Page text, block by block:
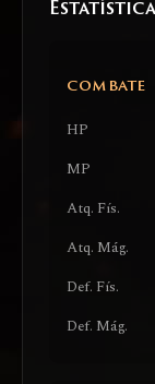
COMBATE
HP
MP
Atq. Fís.
Atq. Mág.
Def. Fís.
Def. Mág.